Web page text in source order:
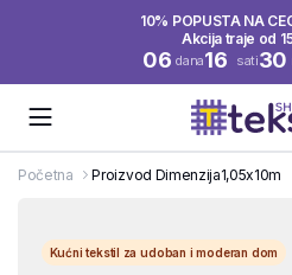
10% POPUSTA NA
Akcija traje od
06 dana16 sati30
Početna Proizvod Dimenzija1,05x10m
Kućni tekstil za udoban i moderan dom